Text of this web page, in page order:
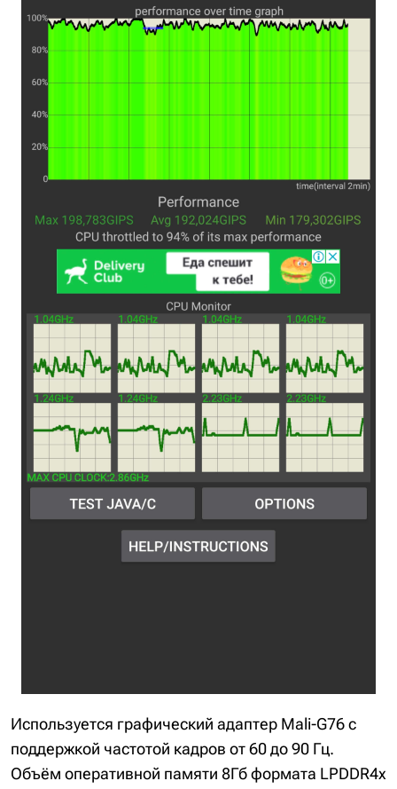
Используется графический адаптер Mali-G76 с
поддержкой частотой кадров от 60 до 90 Гц.
Объём оперативной памяти 8Гб формата LPDDR4x